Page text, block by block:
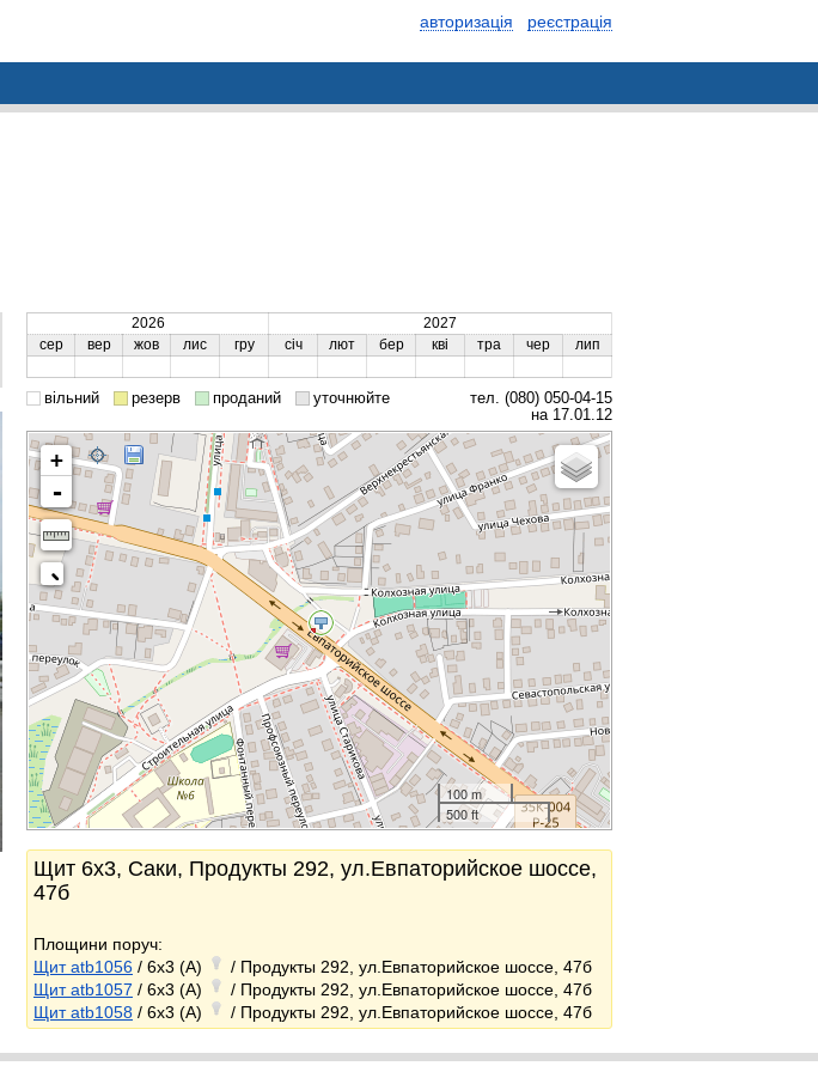
авторизація реєстрація
2026
2027
сер
вер жов лис гру січ лют бер кві тра чер лип
вільний резерв проданий уточнюйте
тел. (080) 050-04-15
на 17.01.12
+
-
100 m
500 ft
Щит 6x3, Саки, Продукты 292, ул.Евпаторийское шоссе,
47б
Площини поруч:
Щит atb1056 / 6x3 (A)
/ Продукты 292, ул.Евпаторийское шоссе, 47б
Щит atb1057 / 6x3 (A)
/ Продукты 292, ул.Евпаторийское шоссе, 47б
Щит atb1058 / 6x3 (A) / Продукты 292, ул.Евпаторийское шоссе, 47б